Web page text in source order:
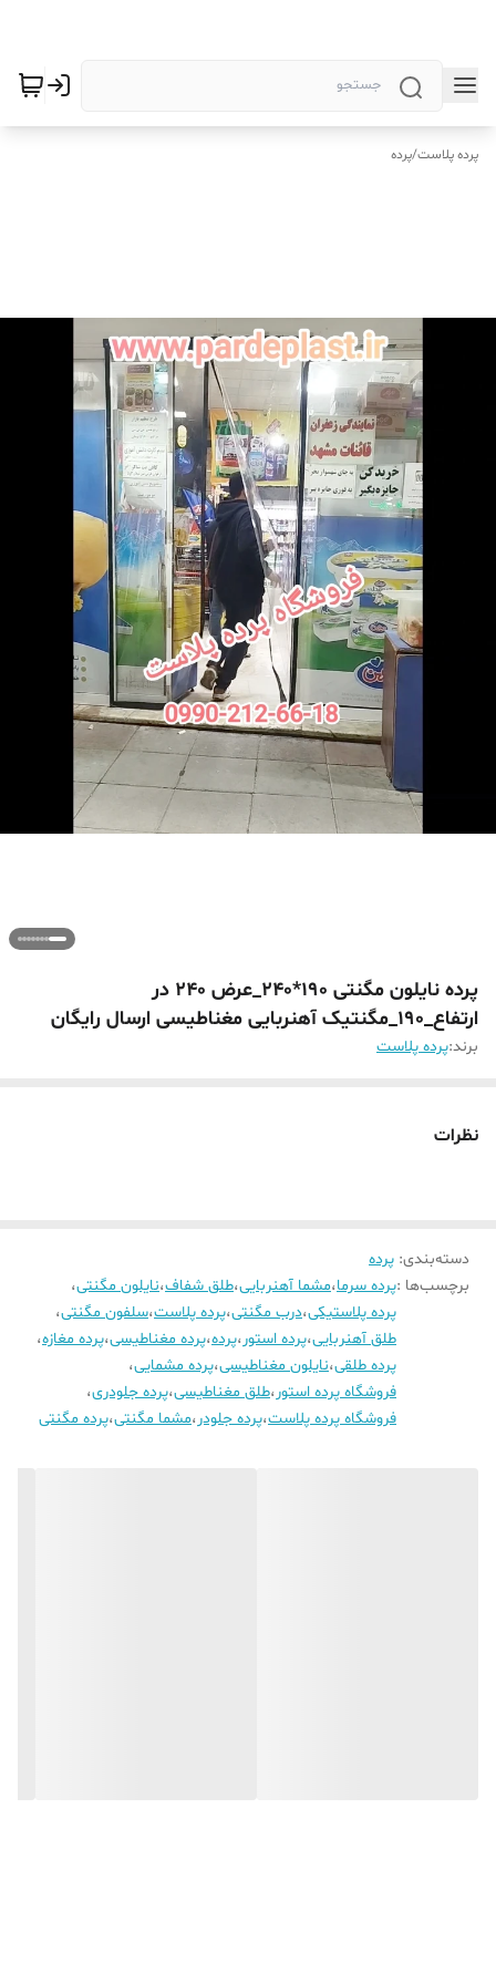
پرده پلاست/پرده
پرده نایلون مگنتی 190*240_عرض 240 در
ارتفاع_190_مگنتیک آهنربایی مغناطیسی ارسال رایگان
برند:پرده پلاست
نظرات
دسته‌بندی: پرده
برچسب‌ها :پرده سرما،مشما آهنربایی،طلق شفاف،نایلون مگنتی،
پرده پلاستیکی،درب مگنتی،پرده پلاست،سلفون مگنتی،
طلق آهنربایی،پرده استور،پرده،پرده مغناطیسی،پرده مغازه،
پرده طلقی،نایلون مغناطیسی،پرده مشمایی،
فروشگاه پرده استور،طلق مغناطیسی،پرده جلودری،
فروشگاه پرده پلاست،پرده جلودر،مشما مگنتی،پرده مگنتی